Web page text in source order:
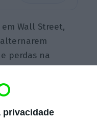
privacidade
Wall Street,
perdas na
a cair 0,30%,
de 4%
mas sobe